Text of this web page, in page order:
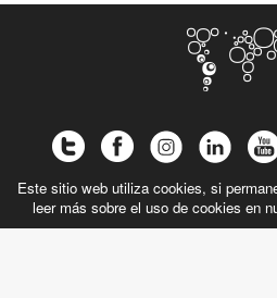
Este sitio web utiliza cookies, si
leer más sobre el uso de cookies en